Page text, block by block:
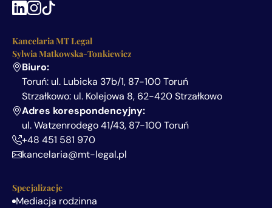
Kancelaria MT Legal
Sylwia Matkowska-Tonkiewicz
Biuro:
Toruń: ul. Lubicka 37b/1, 87-100 Toruń
Strzałkowo: ul. Kolejowa 8, 62-420 Strzałkowo
Adres korespondencyjny:
ul. Watzenrodego 41/43, 87-100 Toruń
+48 451 581 970
kancelaria@mt-legal.pl
Specjalizacje
Mediacja rodzinna